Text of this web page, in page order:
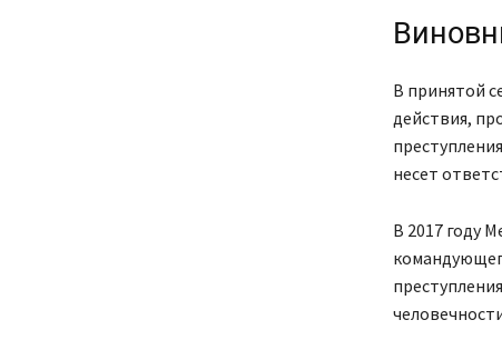
В принятой
действия,
несет
В 2017 году